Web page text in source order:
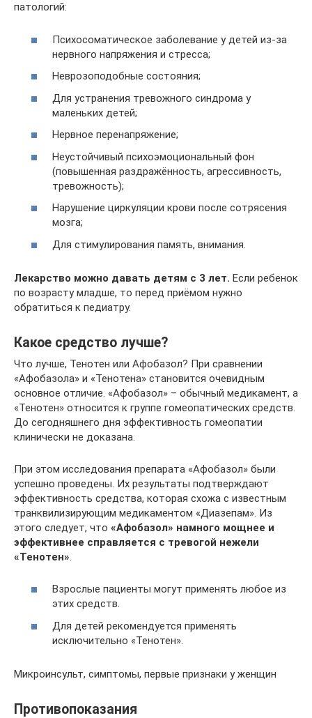
патологий:
Психосоматическое заболевание у детей из-за
нервного напряжения и стресса;
Неврозоподобные состояния;
Для устранения тревожного синдрома у
маленьких детей;
Нервное перенапряжение;
Неустойчивый психоэмоциональный фон
(повышенная раздражённость, агрессивность,
тревожность);
Нарушение циркуляции крови после сотрясения
мозга;
Для стимулирования память, внимания.
Лекарство можно давать детям с 3 лет. Если ребенок
по возрасту младше, то перед приёмом нужно
обратиться к педиатру.
Какое средство лучше?
Что лучше, Тенотен или Афобазол? При сравнении
«Афобазола» и «Тенотена» становится очевидным
основное отличие. «Афобазол» – обычный медикамент, а
«Тенотен» относится к группе гомеопатических средств.
До сегодняшнего дня эффективность гомеопатии
клинически не доказана.
При этом исследования препарата «Афобазол» были
успешно проведены. Их результаты подтверждают
эффективность средства, которая схожа с известным
транквилизирующим медикаментом «Диазепам». Из
этого следует, что «Афобазол» намного мощнее и
эффективнее справляется с тревогой нежели
«Тенотен».
Взрослые пациенты могут применять любое из
этих средств.
Для детей рекомендуется применять
исключительно «Тенотен».
Микроинсульт, симптомы, первые признаки у женщин
Противопоказания